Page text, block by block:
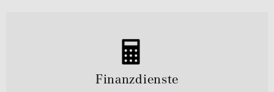
Finanzdienste